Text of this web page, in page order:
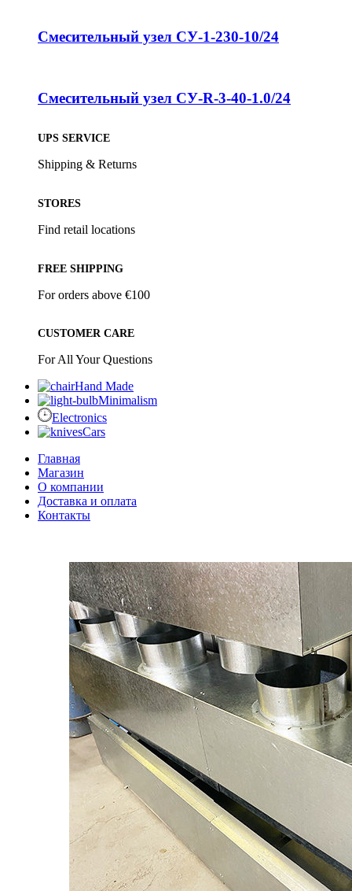
Смесительный узел СУ-1-230-10/24
Смесительный узел СУ-R-3-40-1.0/24
UPS SERVICE
Shipping & Returns
STORES
Find retail locations
FREE SHIPPING
For orders above €100
CUSTOMER CARE
For All Your Questions
Hand Made
Minimalism
Electronics
Cars
Главная
Магазин
О компании
Доставка и оплата
Контакты